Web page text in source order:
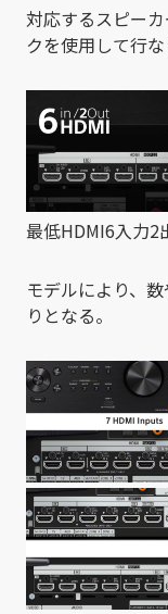
対応するスピー
クを使用して行な
最低HDMI6入力2
モデルにより、
りとなる。